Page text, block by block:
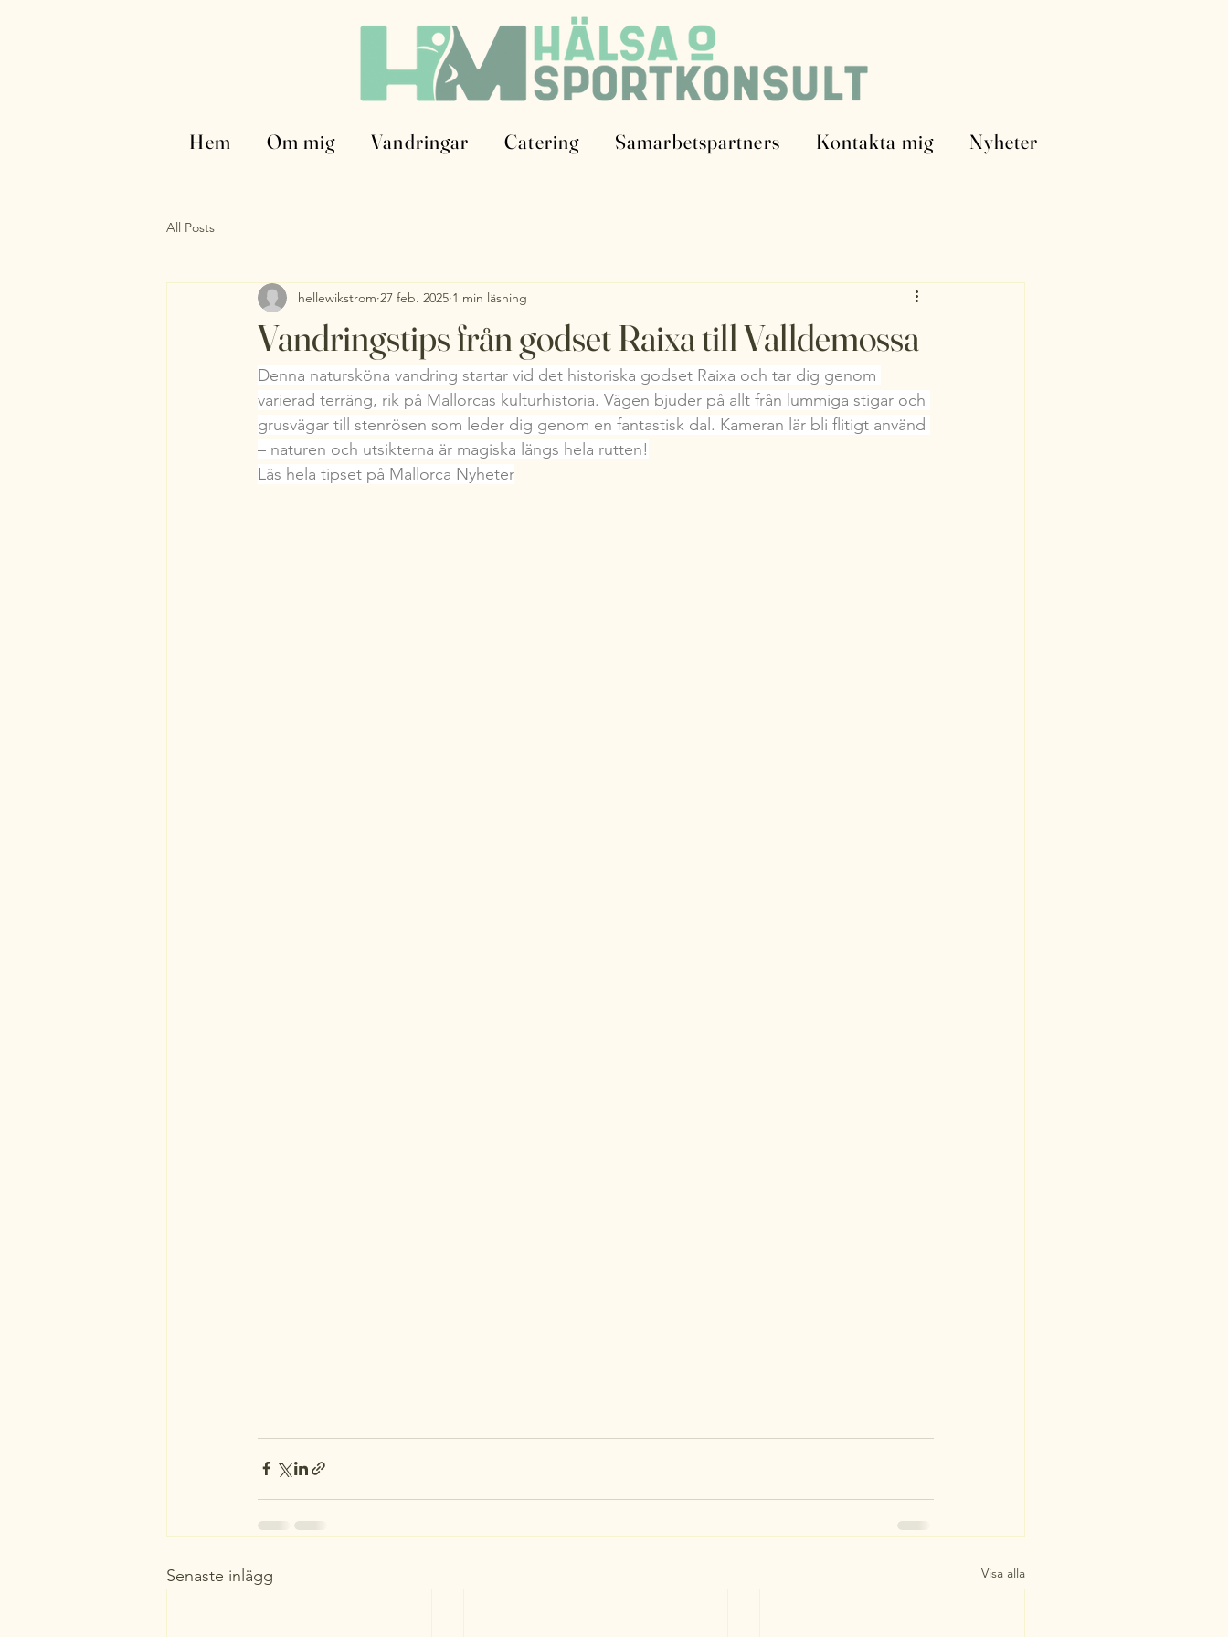
Hem Om mig Vandringar Catering Samarbetspartners Kontakta mig Nyheter
All Posts
Vandringstips från godset Raixa till Valldemossa
hellewikstrom 27 feb. 2025 1 min läsning
Denna natursköna vandring startar vid det historiska godset Raixa och tar dig genom
varierad terräng, rik på Mallorcas kulturhistoria. Vägen bjuder på allt från lummiga stigar och
grusvägar till stenrösen som leder dig genom en fantastisk dal. Kameran lär bli flitigt använd
– naturen och utsikterna är magiska längs hela rutten!
Läs hela tipset på Mallorca Nyheter
Senaste inlägg Visa alla